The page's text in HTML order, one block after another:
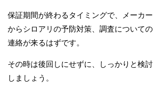
保証期間が終わるタイミングで、メーカー
からシロアリの予防対策、調査についての
連絡が来るはずです。
その時は後回しにせずに、しっかりと検討
しましょう。